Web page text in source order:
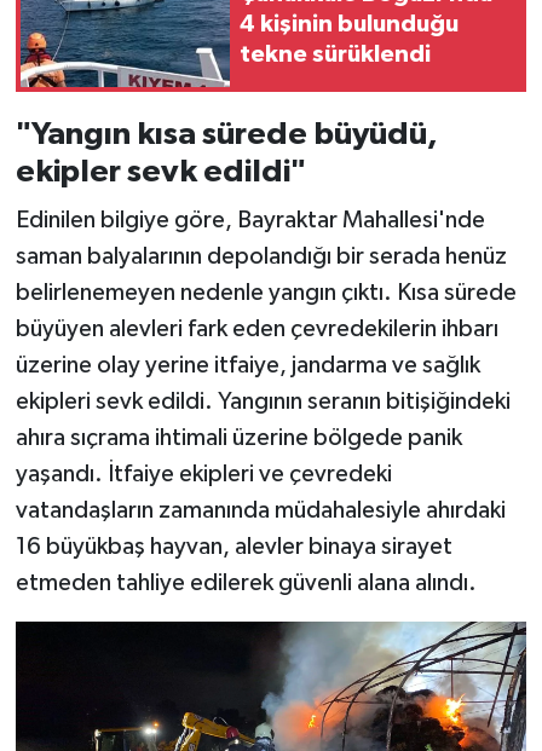
4 kişinin bulunduğu
tekne sürüklendi
"Yangın kısa sürede büyüdü,
ekipler sevk edildi"
Edinilen bilgiye göre, Bayraktar Mahallesi'nde
saman balyalarının depolandığı bir serada henüz
belirlenemeyen nedenle yangın çıktı. Kısa sürede
büyüyen alevleri fark eden çevredekilerin ihbarı
üzerine olay yerine itfaiye, jandarma ve sağlık
ekipleri sevk edildi. Yangının seranın bitişiğindeki
ahıra sıçrama ihtimali üzerine bölgede panik
yaşandı. İtfaiye ekipleri ve çevredeki
vatandaşların zamanında müdahalesiyle ahırdaki
16 büyükbaş hayvan, alevler binaya sirayet
etmeden tahliye edilerek güvenli alana alındı.